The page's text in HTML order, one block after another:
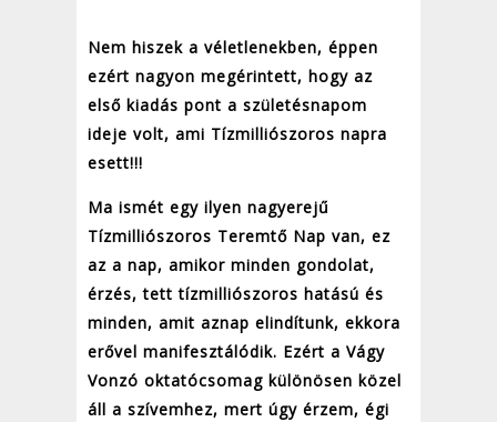
Nem hiszek a véletlenekben, éppen
ezért nagyon megérintett, hogy az
első kiadás pont a születésnapom
ideje volt, ami Tízmilliószoros napra
esett!!!
Ma ismét egy ilyen nagyerejű
Tízmilliószoros Teremtő Nap van, ez
az a nap, amikor minden gondolat,
érzés, tett tízmilliószoros hatású és
minden, amit aznap elindítunk, ekkora
erővel manifesztálódik. Ezért a Vágy
Vonzó oktatócsomag különösen közel
áll a szívemhez, mert úgy érzem, égi